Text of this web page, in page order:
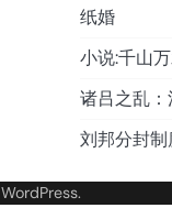
纸婚
小说:千山
诸吕之乱
刘邦分封
WordPress.